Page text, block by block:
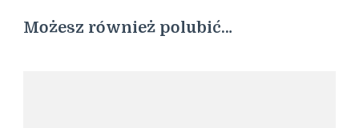
Możesz również polubić…